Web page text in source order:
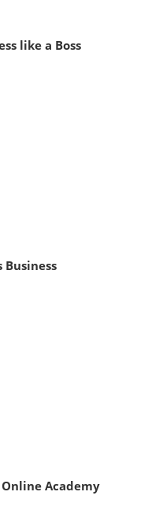
like a Boss
Business
Academy